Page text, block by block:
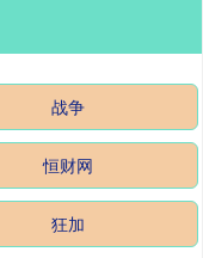
战争
恒财网
狂加